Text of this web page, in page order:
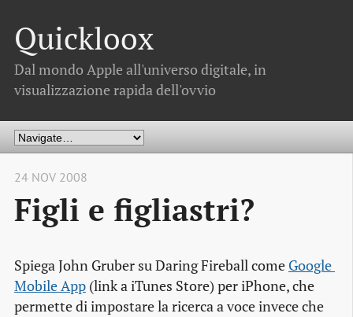
Quickloox
Dal mondo Apple all'universo digitale, in
visualizzazione rapida dell'ovvio
24 NOV 2008
Figli e figliastri?
Spiega John Gruber su Daring Fireball come Google
Mobile App (link a iTunes Store) per iPhone, che
permette di impostare la ricerca a voce invece che